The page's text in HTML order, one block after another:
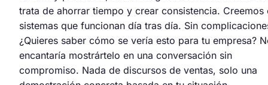
trata de ahorrar tiempo y crear consistencia. Creemos
sistemas que funcionan día tras día. Sin
¿Quieres saber cómo se vería esto para tu empresa?
encantaría mostrártelo en una conversación sin
compromiso. Nada de discursos de ventas, solo una